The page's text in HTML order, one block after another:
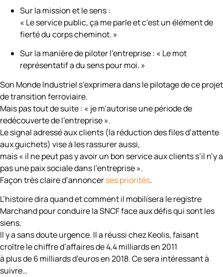
Sur la mission et le sens :
« Le service public, ça me parle et c’est un élément de
fierté du corps cheminot. »
Sur la manière de piloter l’entreprise : « Le mot
représentatif a du sens pour moi. »
Son Monde Industriel s’exprimera dans le pilotage de ce projet
de transition ferroviaire.
Mais pas tout de suite : « je m’autorise une période de
redécouverte de l’entreprise ».
Le signal adressé aux clients (la réduction des files d’attente
aux guichets) vise à les rassurer aussi,
mais « il ne peut pas y avoir un bon service aux clients s’il n’y a
pas une paix sociale dans l’entreprise ».
Façon très claire d’annoncerses priorités.
L’histoire dira quand et comment il mobilisera le registre
Marchand pour conduire la SNCF face aux défis qui sont les
siens.
Il y a sans doute urgence. Il a réussi chez Keolis, faisant
croître le chiffre d’affaires de 4,4 milliards en 2011
à plus de 6 milliards d’euros en 2018. Ce sera intéressant à
suivre…